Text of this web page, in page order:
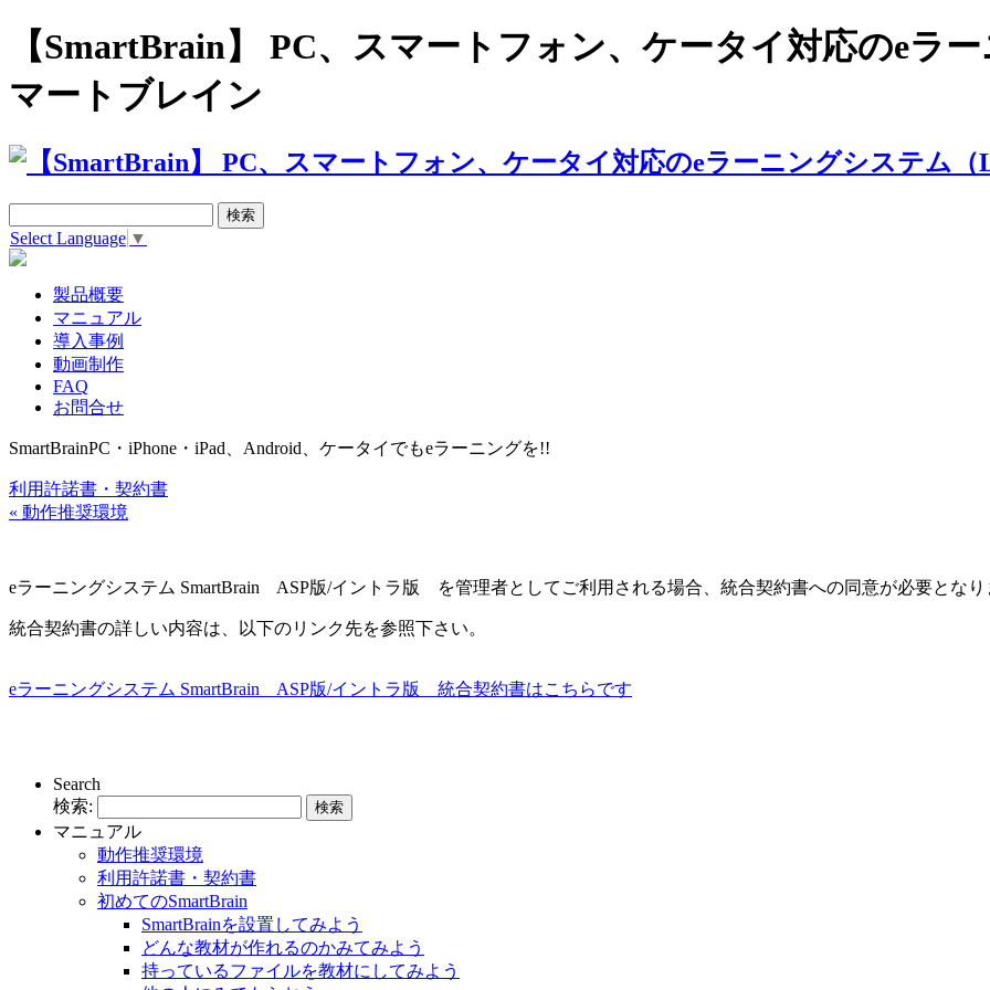
【SmartBrain】 PC、スマートフォン、ケータイ対応のeラ
マートブレイン
Select Language ▼
製品概要
マニュアル
導入事例
動画制作
FAQ
お問合せ
SmartBrainPC・iPhone・iPad、Android、ケータイでもeラーニングを!!
利用許諾書・契約書
« 動作推奨環境
eラーニングシステム SmartBrain ASP版/イントラ版 を管理者としてご利用される場合、統合契約書への同意が必要となり
統合契約書の詳しい内容は、以下のリンク先を参照下さい。
eラーニングシステム SmartBrain ASP版/イントラ版 統合契約書はこちらです
Search
検索:
マニュアル
動作推奨環境
利用許諾書・契約書
初めてのSmartBrain
SmartBrainを設置してみよう
どんな教材が作れるのかみてみよう
持っているファイルを教材にしてみよう